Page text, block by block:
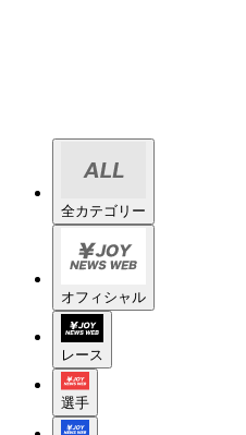
全カテゴリー
オフィシャル
レース
選手